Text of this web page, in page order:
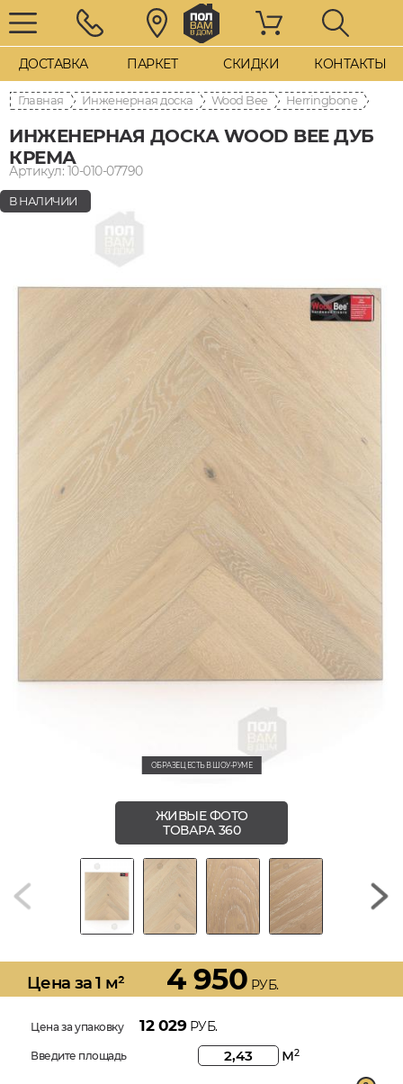
ДОСТАВКА ПАРКЕТ СКИДКИ КОНТАКТЫ
Главная Инженерная доска Wood Bee Herringbone
ИНЖЕНЕРНАЯ ДОСКА WOOD BEE ДУБ
КРЕМА
Артикул: 10-010-07790
В НАЛИЧИИ
ОБРАЗЕЦ ЕСТЬ В ШОУ-РУМЕ
ЖИВЫЕ ФОТО
ТОВАРА 360
Цена за 1 м² 4 950 РУБ.
Цена за упаковку 12 029РУБ.
Введите площадь м2